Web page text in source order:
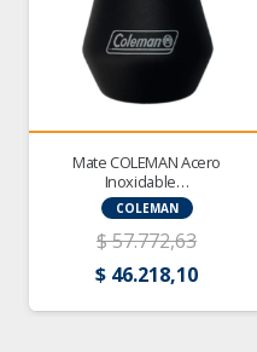
Mate COLEMAN Acero
Inoxidable…
COLEMAN
$57.772,63
El
precio
$ 46.218,10El
precio